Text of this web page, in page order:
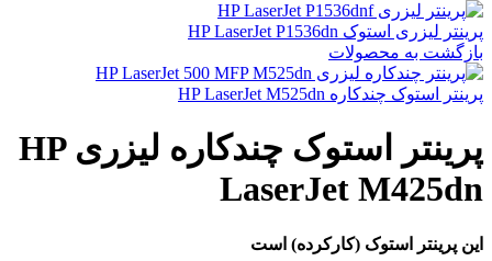
پرینتر لیزری استوک HP LaserJet P1536dn
بازگشت به محصولات
پرینتر استوک چندکاره HP LaserJet M525dn
پرینتر استوک چندکاره لیزری HP
LaserJet M425dn
این پرینتر استوک (کارکرده) است